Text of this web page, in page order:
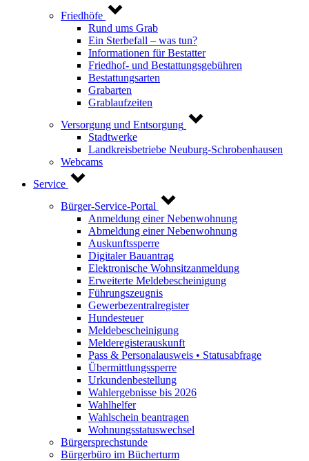
Friedhöfe
Rund ums Grab
Ein Sterbefall – was tun?
Informationen für Bestatter
Friedhof- und Bestattungsgebühren
Bestattungsarten
Grabarten
Grablaufzeiten
Versorgung und Entsorgung
Stadtwerke
Landkreisbetriebe Neuburg-Schrobenhausen
Webcams
Service
Bürger-Service-Portal
Anmeldung einer Nebenwohnung
Abmeldung einer Nebenwohnung
Auskunftssperre
Digitaler Bauantrag
Elektronische Wohnsitzanmeldung
Erweiterte Meldebescheinigung
Führungszeugnis
Gewerbezentralregister
Hundesteuer
Meldebescheinigung
Melderegisterauskunft
Pass & Personalausweis • Statusabfrage
Übermittlungssperre
Urkundenbestellung
Wahlergebnisse bis 2026
Wahlhelfer
Wahlschein beantragen
Wohnungsstatuswechsel
Bürgersprechstunde
Bürgerbüro im Bücherturm